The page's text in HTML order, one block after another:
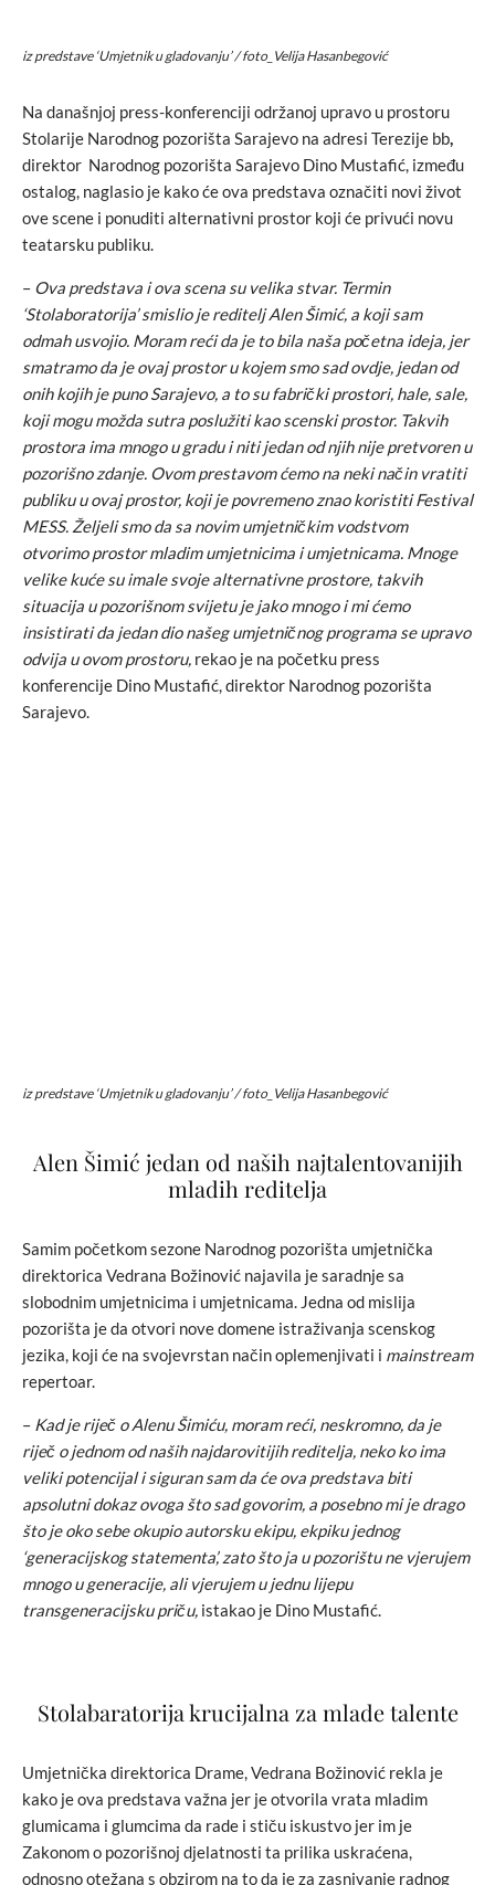
iz predstave ‘Umjetnik u gladovanju’ / foto_Velija Hasanbegović
Na današnjoj press-konferenciji održanoj upravo u prostoru
Stolarije Narodnog pozorišta Sarajevo na adresi Terezije bb,
direktor Narodnog pozorišta Sarajevo Dino Mustafić, između
ostalog, naglasio je kako će ova predstava označiti novi život
ove scene i ponuditi alternativni prostor koji će privući novu
teatarsku publiku.
– Ova predstava i ova scena su velika stvar. Termin
‘Stolaboratorija’ smislio je reditelj Alen Šimić, a koji sam
odmah usvojio. Moram reći da je to bila naša početna ideja, jer
smatramo da je ovaj prostor u kojem smo sad ovdje, jedan od
onih kojih je puno Sarajevo, a to su fabrički prostori, hale, sale,
koji mogu možda sutra poslužiti kao scenski prostor. Takvih
prostora ima mnogo u gradu i niti jedan od njih nije pretvoren u
pozorišno zdanje. Ovom prestavom ćemo na neki način vratiti
publiku u ovaj prostor, koji je povremeno znao koristiti Festival
MESS. Željeli smo da sa novim umjetničkim vodstvom
otvorimo prostor mladim umjetnicima i umjetnicama. Mnoge
velike kuće su imale svoje alternativne prostore, takvih
situacija u pozorišnom svijetu je jako mnogo i mi ćemo
insistirati da jedan dio našeg umjetničnog programa se upravo
odvija u ovom prostoru, rekao je na početku press
konferencije Dino Mustafić, direktor Narodnog pozorišta
Sarajevo.
iz predstave ‘Umjetnik u gladovanju’ / foto_Velija Hasanbegović
Alen Šimić jedan od naših najtalentovanijih
mladih reditelja
Samim početkom sezone Narodnog pozorišta umjetnička
direktorica Vedrana Božinović najavila je saradnje sa
slobodnim umjetnicima i umjetnicama. Jedna od mislija
pozorišta je da otvori nove domene istraživanja scenskog
jezika, koji će na svojevrstan način oplemenjivati i mainstream
repertoar.
– Kad je riječ o Alenu Šimiću, moram reći, neskromno, da je
riječ o jednom od naših najdarovitijih reditelja, neko ko ima
veliki potencijal i siguran sam da će ova predstava biti
apsolutni dokaz ovoga što sad govorim, a posebno mi je drago
što je oko sebe okupio autorsku ekipu, ekpiku jednog
‘generacijskog statementa’, zato što ja u pozorištu ne vjerujem
mnogo u generacije, ali vjerujem u jednu lijepu
transgeneracijsku priču, istakao je Dino Mustafić.
Stolabaratorija krucijalna za mlade talente
Umjetnička direktorica Drame, Vedrana Božinović rekla je
kako je ova predstava važna jer je otvorila vrata mladim
glumicama i glumcima da rade i stiču iskustvo jer im je
Zakonom o pozorišnoj djelatnosti ta prilika uskraćena,
odnosno otežana s obzirom na to da je za zasnivanje radnog